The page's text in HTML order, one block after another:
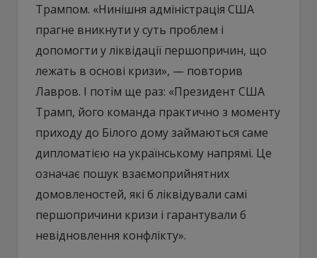
Трампом. «Нинішня адміністрація США
прагне вникнути у суть проблем і
допомогти у ліквідації першопричин, що
лежать в основі кризи», — повторив
Лавров. І потім ще раз: «Президент США
Трамп, його команда практично з моменту
приходу до Білого дому займаються саме
дипломатією на українському напрямі. Це
означає пошук взаємоприйнятних
домовленостей, які б ліквідували самі
першопричини кризи і гарантували б
невідновлення конфлікту».